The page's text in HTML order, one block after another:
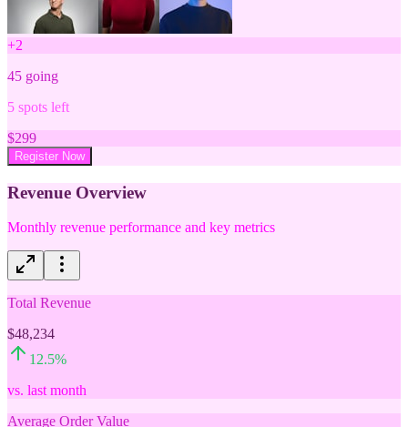
+2
45 going
5 spots left
$299
Register Now
Revenue Overview
Monthly revenue performance and key metrics
Total Revenue
$48,234
12.5%
vs. last month
Average Order Value